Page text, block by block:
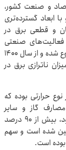
و صنعت کشور،
ابعاد گسترده‌تری
و قطعی برق در
فعالیت‌های صنعتی
کشور شده است. روند ناترازی برق از سال ۱۳۹۲ شروع شده و از سال ۱۴۰۰
ناترازی برق در
حرارتی بوده که
گاز و سایر
سوخت‌های فسیلی بوده است.براساس آمار موجود، بیش از ۹۰ درصد
شده است و سهم